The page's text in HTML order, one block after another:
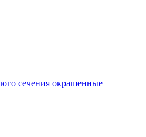
сечения окрашенные